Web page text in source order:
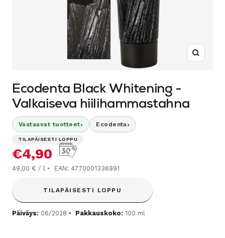
Ecodenta Black Whitening -
Valkaiseva hiilihammastahna
Vastaavat tuotteet› Ecodenta›
TILAPÄISESTI LOPPU
Alennushinta
€4,90
49,00 € / l EAN: 4770001336991
TILAPÄISESTI LOPPU
Päiväys: 06/2028 Pakkauskoko: 100 ml